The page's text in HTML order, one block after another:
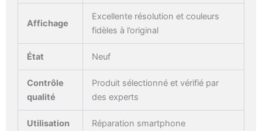
Affichage
Excellente résolution et couleurs
fidèles à l’original
État Neuf
Contrôle
qualité
Produit sélectionné et vérifié par
des experts
Utilisation Réparation smartphone